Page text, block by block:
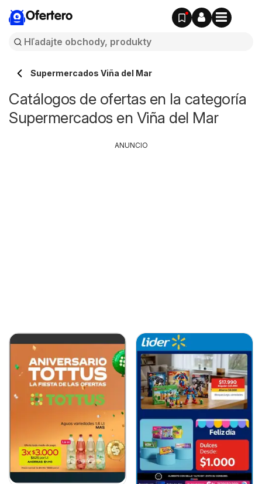
Ofertero
Supermercados Viña del Mar
Catálogos de ofertas en la categoría
Supermercados en Viña del Mar
ANUNCIO